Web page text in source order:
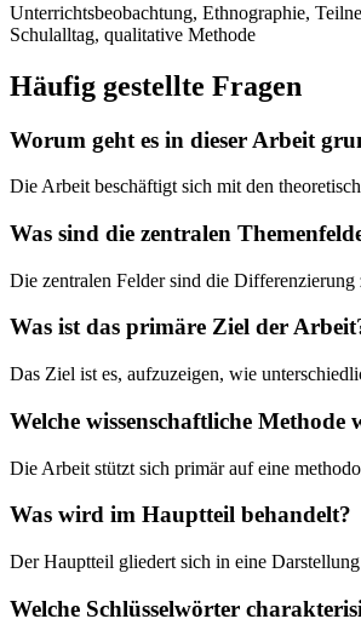
Unterrichtsbeobachtung, Ethnographie,
Schulalltag, qualitative Methode
Häufig gestellte Fragen
Worum geht es in dieser Arbeit
Die Arbeit beschäftigt sich mit den
Was sind die zentralen
Die zentralen Felder sind die
Was ist das primäre Ziel der
Das Ziel ist es, aufzuzeigen, wie
Welche wissenschaftliche Methode
Die Arbeit stützt sich primär auf eine
Was wird im Hauptteil behandelt?
Der Hauptteil gliedert sich in eine
Welche Schlüsselwörter